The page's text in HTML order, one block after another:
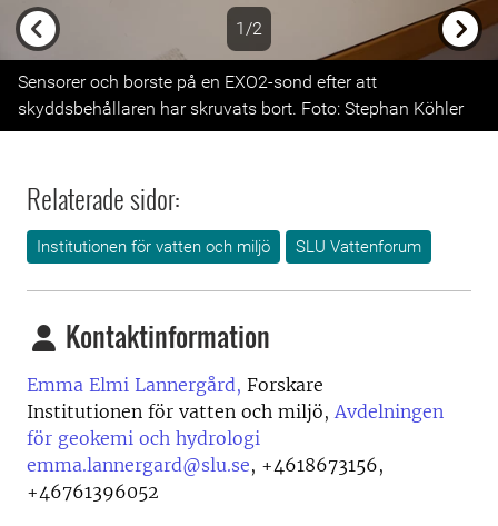
1/2
Sensorer och borste på en EXO2-sond efter att
skyddsbehållaren har skruvats bort. Foto: Stephan Köhler
Relaterade sidor:
Institutionen för vatten och miljö SLU Vattenforum
Kontaktinformation
Emma Elmi Lannergård, Forskare
Institutionen för vatten och miljö, Avdelningen
för geokemi och hydrologi
emma.lannergard@slu.se, +4618673156,
+46761396052